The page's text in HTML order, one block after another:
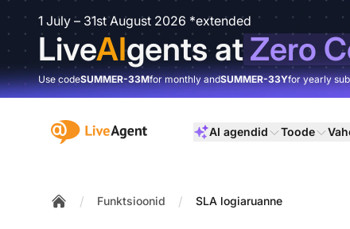
1 July – 31st August 2026 *extended
LiveAIgents atZero
Use codeSUMMER-33Mfor monthly andSUMMER-33Yfor yearly
:site.title AI agendid Toode
/ Funktsioonid / SLA logiaruanne